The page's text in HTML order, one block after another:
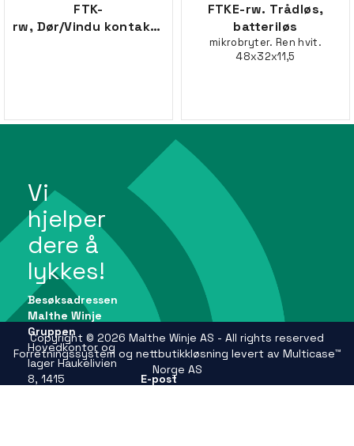
FTK-
rw, Dør/Vindu kontakt, hvit
FTKE-rw. Trådløs,
batteriløs
mikrobryter. Ren hvit.
48x32x11,5
Vi
hjelper
dere å
lykkes!
Besøksadressen
Malthe Winje
Gruppen
Hovedkontor og
lager Haukelivien
8, 1415
E-post
Copyright © 2026 Malthe Winje AS - All rights reserved
Forretningssystem og nettbutikkløsning levert av Multicase™
Norge AS